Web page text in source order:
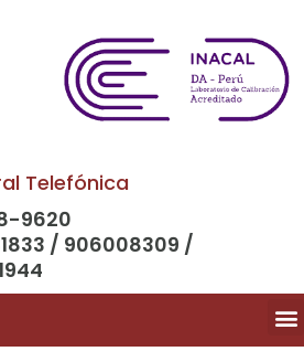
Telefónica
9620
/ 906008309 /